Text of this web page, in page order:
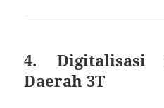
4. Digitalisasi
Daerah 3T